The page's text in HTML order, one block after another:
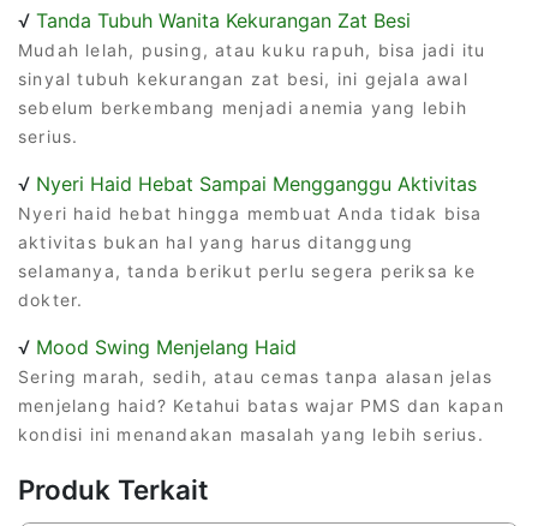
√ Tanda Tubuh Wanita Kekurangan Zat Besi
Mudah lelah, pusing, atau kuku rapuh, bisa jadi itu
sinyal tubuh kekurangan zat besi, ini gejala awal
sebelum berkembang menjadi anemia yang lebih
serius.
√ Nyeri Haid Hebat Sampai Mengganggu Aktivitas
Nyeri haid hebat hingga membuat Anda tidak bisa
aktivitas bukan hal yang harus ditanggung
selamanya, tanda berikut perlu segera periksa ke
dokter.
√ Mood Swing Menjelang Haid
Sering marah, sedih, atau cemas tanpa alasan jelas
menjelang haid? Ketahui batas wajar PMS dan kapan
kondisi ini menandakan masalah yang lebih serius.
Produk Terkait